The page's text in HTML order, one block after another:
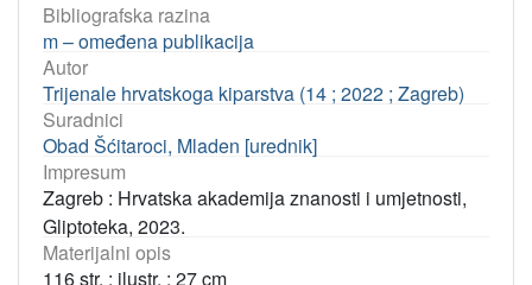
Bibliografska razina
m – omeđena publikacija
Autor
Trijenale hrvatskoga kiparstva (14 ; 2022 ; Zagreb)
Suradnici
Obad Šćitaroci, Mladen [urednik]
Impresum
Zagreb : Hrvatska akademija znanosti i umjetnosti,
Gliptoteka, 2023.
Materijalni opis
116 str. : ilustr. ; 27 cm